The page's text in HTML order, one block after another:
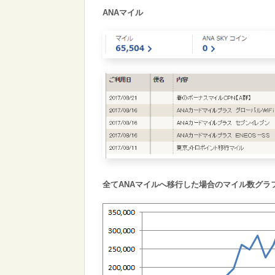
ANAマイル
全てANAマイルへ移行した場合のマイル数グラ